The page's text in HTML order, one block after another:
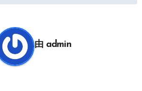
由 admin